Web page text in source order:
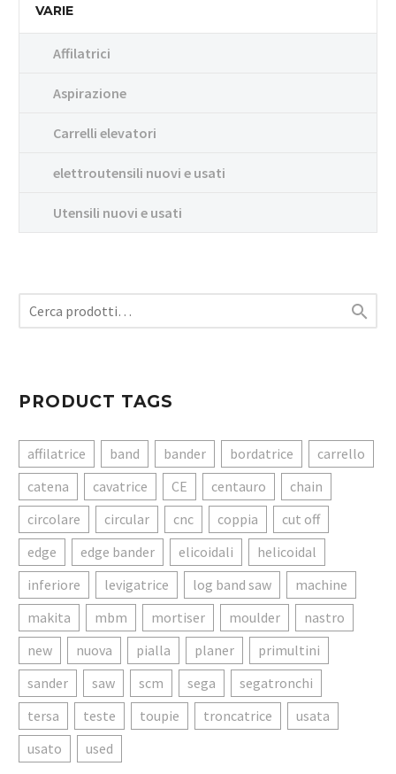
VARIE
Affilatrici
Aspirazione
Carrelli elevatori
elettroutensili nuovi e usati
Utensili nuovi e usati

PRODUCT TAGS
affilatrice band bander bordatrice
carrello
catena
cavatrice CE centauro
chain
circolare
circular cnc coppia
cut off
edge
edge bander elicoidali
helicoidal
inferiore
levigatrice log band saw
machine
makita
mbm mortiser moulder
nastro
new
nuova pialla planer
primultini
sander
saw scm sega
segatronchi
tersa
teste toupie troncatrice
usata
usato
used